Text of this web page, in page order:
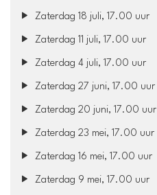
Zaterdag 18 juli, 17.00 uur
Zaterdag 11 juli, 17.00 uur
Zaterdag 4 juli, 17.00 uur
Zaterdag 27 juni, 17.00 uur
Zaterdag 20 juni, 17.00 uur
Zaterdag 23 mei, 17.00 uur
Zaterdag 16 mei, 17.00 uur
Zaterdag 9 mei, 17.00 uur